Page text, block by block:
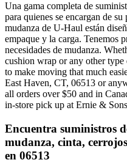
Una gama completa de
para quienes se encargan de
mudanza de U-Haul están
empaque y la carga. Tenemos
necesidades de mudanza.
cushion wrap or any other
to make moving that much
East Haven, CT, 06513 or
all orders over $50 and in
in-store pick up at Ernie &
Encuentra suministros
mudanza, cinta,
en 06513